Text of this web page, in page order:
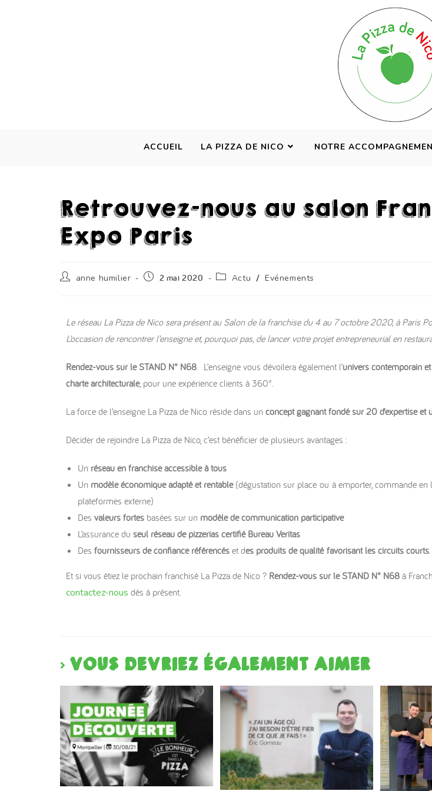
ACCUEIL LA PIZZA DE NICO NOTRE
Retrouvez-nous au salon
Expo Paris
anne humilier 2 mai 2020 Actu / Evénements
Le réseau La Pizza de Nico sera présent au Salon de la franchise du 4 au 7 octobre 2020, à Paris
L’occasion de rencontrer l’enseigne et, pourquoi pas, de lancer votre projet entrepreneurial en
Rendez-vous sur le STAND N° N68. L’enseigne vous dévoilera également l’univers contemporain
charte architecturale, pour une expérience clients à 360°.
La force de l’enseigne La Pizza de Nico réside dans un concept gagnant fondé sur 20 d’expertise et
Décider de rejoindre La Pizza de Nico, c’est bénéficier de plusieurs avantages :
Un réseau en franchise accessible à tous
Un modèle économique adapté et rentable(dégustation sur place ou à emporter, commande en
plateformes externe)
Des valeurs fortes basées sur un modèle de communication participative
L’assurance du seul réseau de pizzerias certifié Bureau Veritas
Des fournisseurs de confiance référencés et des produits de qualité favorisant les circuits courts.
Et si vous étiez le prochain franchisé La Pizza de Nico ? Rendez-vous sur le STAND N° N68 à
contactez-nous dès à présent.
VOUS DEVRIEZ ÉGALEMENT AIMER